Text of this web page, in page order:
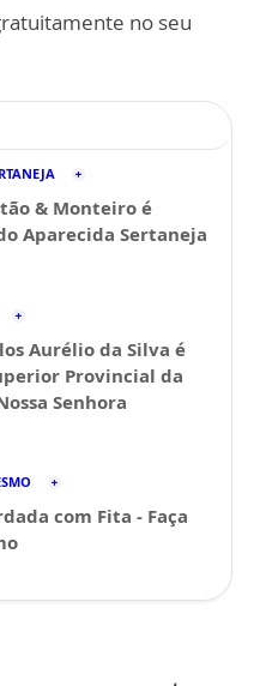
no seu
& Monteiro é
Aparecida Sertaneja
Aurélio da Silva é
Provincial da
Senhora
com Fita - Faça